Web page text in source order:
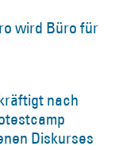
wird Büro für
nach
Diskurses